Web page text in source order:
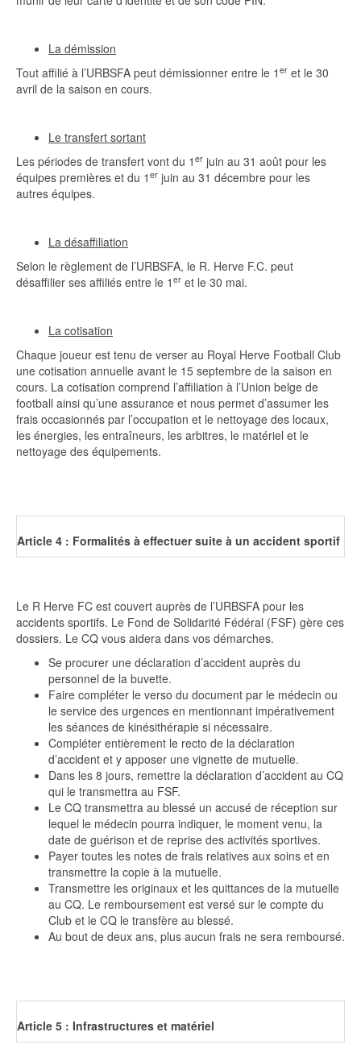
La démission
Tout affilié à l’URBSFA peut démissionner entre le 1 er et le 30
avril de la saison en cours.
Le transfert sortant
Les périodes de transfert vont du 1 er juin au 31 août pour les
équipes premières et du 1 er juin au 31 décembre pour les
autres équipes.
La désaffiliation
Selon le règlement de l’URBSFA, le R. Herve F.C. peut
désaffilier ses affiliés entre le 1 er et le 30 mai.
La cotisation
Chaque joueur est tenu de verser au Royal Herve Football Club
une cotisation annuelle avant le 15 septembre de la saison en
cours. La cotisation comprend l’affiliation à l’Union belge de
football ainsi qu’une assurance et nous permet d’assumer les
frais occasionnés par l’occupation et le nettoyage des locaux,
les énergies, les entraîneurs, les arbitres, le matériel et le
nettoyage des équipements.
Article 4 : Formalités à effectuer suite à un accident sportif
Le R Herve FC est couvert auprès de l’URBSFA pour les
accidents sportifs. Le Fond de Solidarité Fédéral (FSF) gère ces
dossiers. Le CQ vous aidera dans vos démarches.
Se procurer une déclaration d’accident auprès du
personnel de la buvette.
Faire compléter le verso du document par le médecin ou
le service des urgences en mentionnant impérativement
les séances de kinésithérapie si nécessaire.
Compléter entièrement le recto de la déclaration
d’accident et y apposer une vignette de mutuelle.
Dans les 8 jours, remettre la déclaration d’accident au CQ
qui le transmettra au FSF.
Le CQ transmettra au blessé un accusé de réception sur
lequel le médecin pourra indiquer, le moment venu, la
date de guérison et de reprise des activités sportives.
Payer toutes les notes de frais relatives aux soins et en
transmettre la copie à la mutuelle.
Transmettre les originaux et les quittances de la mutuelle
au CQ. Le remboursement est versé sur le compte du
Club et le CQ le transfère au blessé.
Au bout de deux ans, plus aucun frais ne sera remboursé.
Article 5 : Infrastructures et matériel